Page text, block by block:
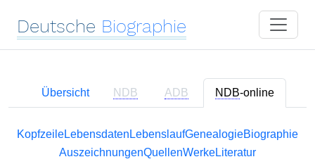
Deutsche Biographie
Übersicht NDB ADB NDB-online
KopfzeileLebensdaten LebenslaufGenealogieBiographie
AuszeichnungenQuellenWerkeLiteratur